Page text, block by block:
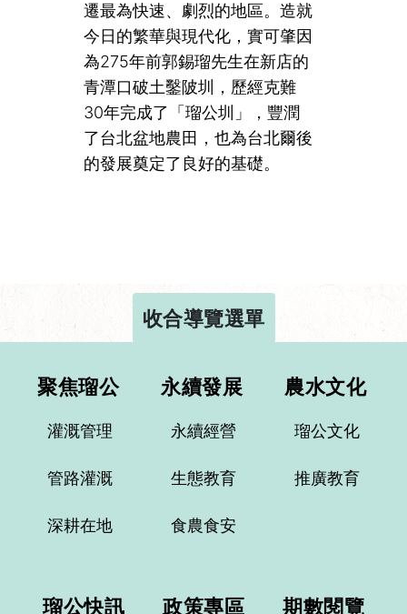
遷最為快速、劇烈的地區。造就
今日的繁華與現代化，實可肇因
為275年前郭錫瑠先生在新店的
青潭口破土鑿陂圳，歷經克難
30年完成了「瑠公圳」，豐潤
了台北盆地農田，也為台北爾後
的發展奠定了良好的基礎。
收合導覽選單
聚焦瑠公
灌溉管理
管路灌溉
深耕在地
永續發展
永續經營
生態教育
食農食安
農水文化
瑠公文化
推廣教育
瑠公快訊 政策專區 期數閱覽